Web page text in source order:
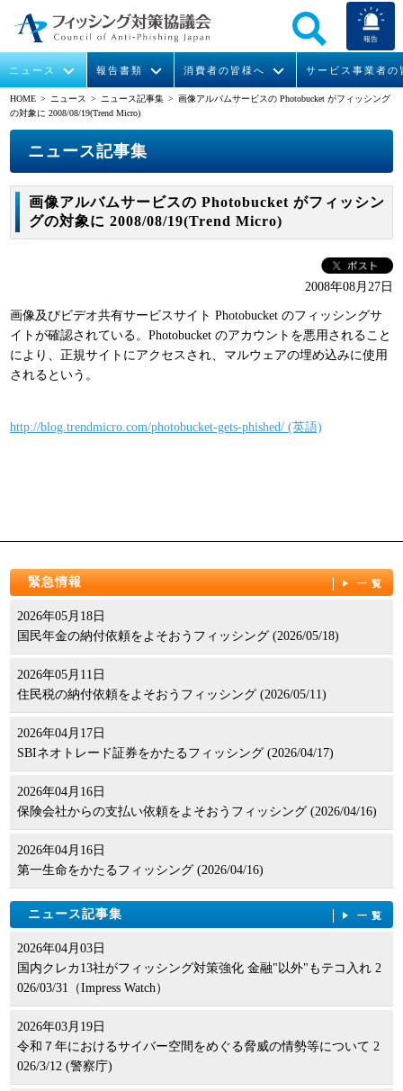
報告
ニュース
イベント
報告書類
月次報告書
消費者の皆様へ
フィッシングの報告
サービス事業者の
STOP. THINK. CONNECT.
運営委員紹介
メンバー
HOME > ニュース > ニュース記事集 > 画像アルバムサービスの Photobucket がフィッシング
の対象に 2008/08/19(Trend Micro)
ニュース記事集
画像アルバムサービスの Photobucket がフィッシン
グの対象に 2008/08/19(Trend Micro)
2008年08月27日
画像及びビデオ共有サービスサイト Photobucket のフィッシングサ
イトが確認されている。Photobucket のアカウントを悪用されること
により、正規サイトにアクセスされ、マルウェアの埋め込みに使用
されるという。
http://blog.trendmicro.com/photobucket-gets-phished/ (英語)
緊急情報 一覧
2026年05月18日
国民年金の納付依頼をよそおうフィッシング (2026/05/18)
2026年05月11日
住民税の納付依頼をよそおうフィッシング (2026/05/11)
2026年04月17日
SBIネオトレード証券をかたるフィッシング (2026/04/17)
2026年04月16日
保険会社からの支払い依頼をよそおうフィッシング (2026/04/16)
2026年04月16日
第一生命をかたるフィッシング (2026/04/16)
ニュース記事集 一覧
2026年04月03日
国内クレカ13社がフィッシング対策強化 金融"以外"もテコ入れ 2
026/03/31（Impress Watch）
2026年03月19日
令和７年におけるサイバー空間をめぐる脅威の情勢等について 2
026/3/12 (警察庁)